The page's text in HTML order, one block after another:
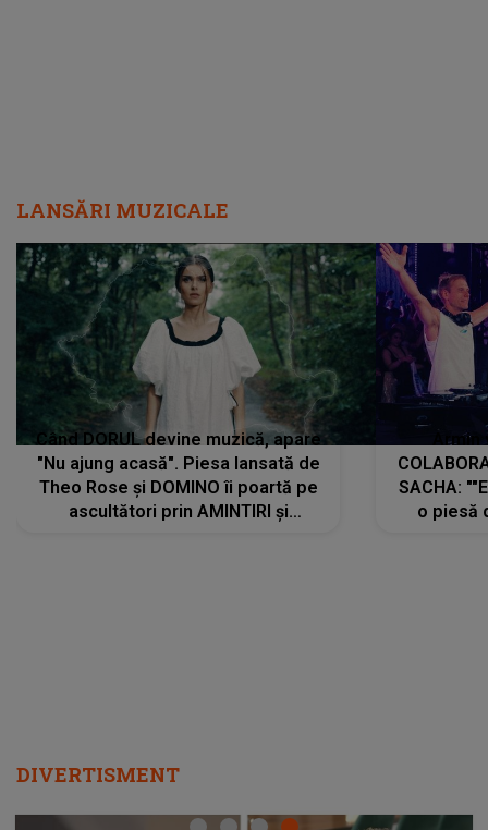
LANSĂRI MUZICALE
Când DORUL devine muzică, apare
"Nu ajung acasă". Piesa lansată de
Theo Rose și DOMINO îi poartă pe
ascultători prin AMINTIRI și
SACHA:
o piesă
DIVERTISMENT